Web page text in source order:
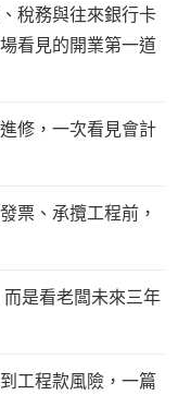
稅務與往來銀行卡
看見的開業第一道
修，一次看見會計
票、承攬工程前，
是看老闆未來三年
工程款風險，一篇